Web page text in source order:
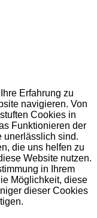
Erfahrung zu
navigieren. Von
Cookies in
Funktionieren der
unerlässlich sind.
die uns helfen zu
Website nutzen.
in Ihrem
Möglichkeit, diese
dieser Cookies